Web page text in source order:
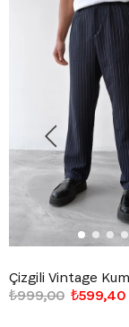
₺599,40
₺999,00